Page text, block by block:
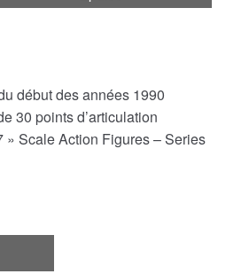
début des années 1990
30 points d’articulation
Scale Action Figures – Series